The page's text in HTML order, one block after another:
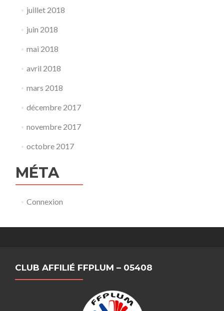
juillet 2018
juin 2018
mai 2018
avril 2018
mars 2018
décembre 2017
novembre 2017
octobre 2017
MÉTA
Connexion
CLUB AFFILIÉ FFPLUM – 05408